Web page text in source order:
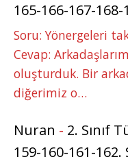
165-166-167-168-
Soru: Yönergeleri
Cevap:
oluşturduk. Bir
diğerimiz o…
Nuran - 2. Sınıf
159-160-161-162.